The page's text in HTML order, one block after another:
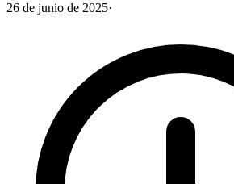
26 de junio de 2025·